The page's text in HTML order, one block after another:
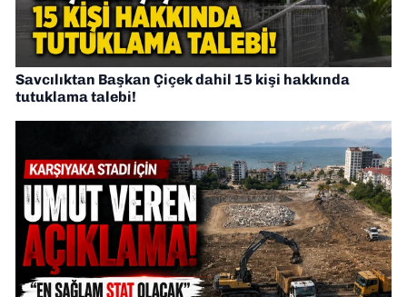
Savcılıktan Başkan Çiçek dahil 15 kişi hakkında
tutuklama talebi!